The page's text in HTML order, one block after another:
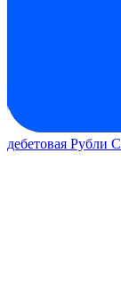
дебетовая Рубли